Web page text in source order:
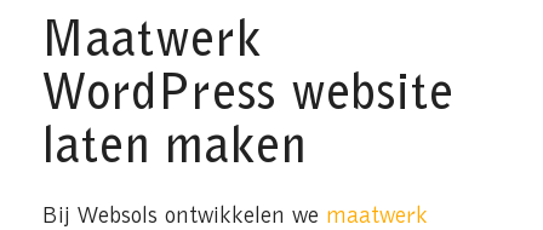
Maatwerk
WordPress website
laten maken
Bij Websols ontwikkelen we maatwerk